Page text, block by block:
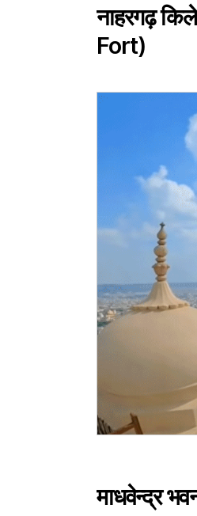
नाहरगढ़
Fort)
माधवेन्द्र